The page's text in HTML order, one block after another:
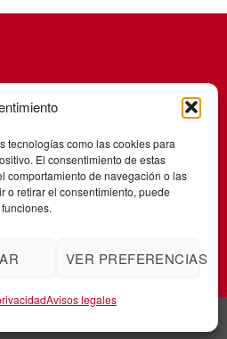
tecnologías como las cookies para
El consentimiento de estas
comportamiento de navegación o las
o retirar el consentimiento, puede
VER PREFERENCIAS
Avisos legales